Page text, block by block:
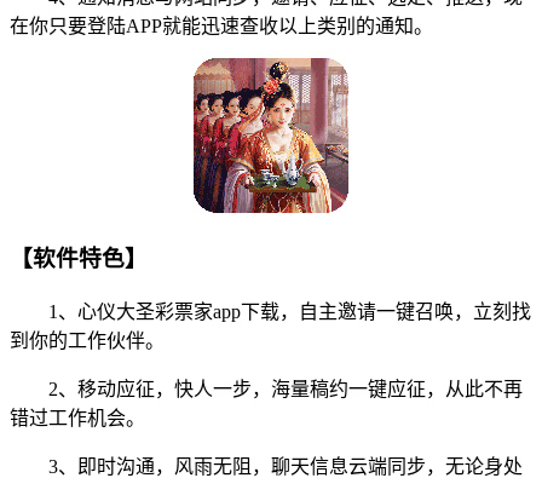
在你只要登陆APP就能迅速查收以上类别的通知。
【软件特色】
1、心仪大圣彩票家app下载，自主邀请一键召唤，立刻找
到你的工作伙伴。
2、移动应征，快人一步，海量稿约一键应征，从此不再
错过工作机会。
3、即时沟通，风雨无阻，聊天信息云端同步，无论身处